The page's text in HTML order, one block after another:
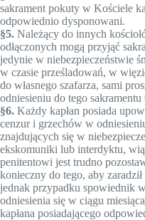
sakrament pokuty w Kościele
odpowiednio dysponowani.
§5. Należący do innych
odłączonych mogą przyjąć
jedynie w niebezpieczeństwie
w czasie prześladowań, w
do własnego szafarza, sami
odniesieniu do tego
§6. Każdy kapłan posiada
cenzur i grzechów w
znajdujących się w
ekskomuniki lub interdyktu,
penitentowi jest trudno
konieczny do tego, aby
jednak przypadku spowiednik
odniesienia się w ciągu
kapłana posiadającego